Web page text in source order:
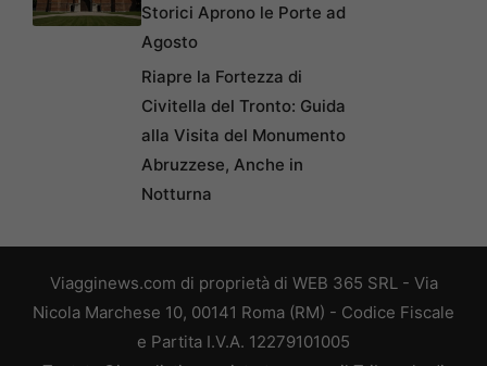
Storici Aprono le Porte ad
Agosto
Riapre la Fortezza di
Civitella del Tronto: Guida
alla Visita del Monumento
Abruzzese, Anche in
Notturna
Viagginews.com di proprietà di WEB 365 SRL - Via
Nicola Marchese 10, 00141 Roma (RM) - Codice Fiscale
e Partita I.V.A. 12279101005